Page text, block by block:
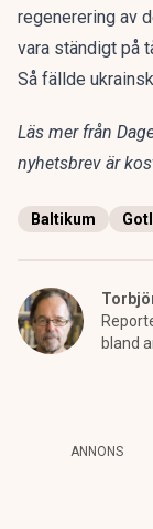
regenerering av
vara ständigt på
Så fällde
Läs mer från
nyhetsbrev är
Baltikum
bland
ANNONS